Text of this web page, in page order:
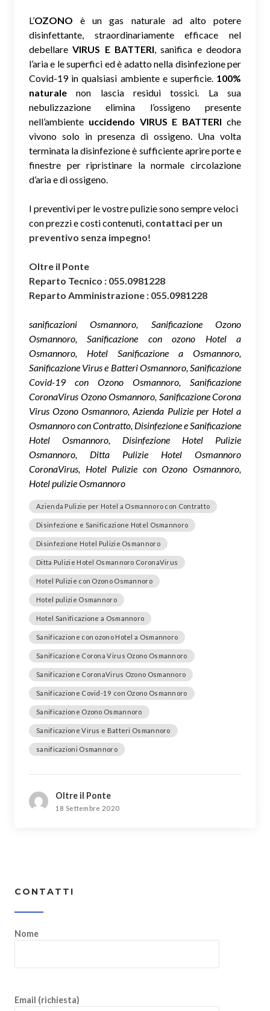
L’OZONO è un gas naturale ad alto potere
disinfettante, straordinariamente efficace nel
debellareVIRUS E BATTERI, sanifica e deodora
l’aria e le superfici ed è adatto nella disinfezione per
Covid-19 in qualsiasi ambiente e superficie. 100%
naturale non lascia residui tossici. La sua
nebulizzazione elimina l’ossigeno presente
nell’ambiente uccidendo VIRUS E BATTERI che
vivono solo in presenza di ossigeno. Una volta
terminata la disinfezione è sufficiente aprire porte e
finestre per ripristinare la normale circolazione
d’aria e di ossigeno.
I preventivi per le vostre pulizie sono sempre veloci
con prezzi e costi contenuti, contattaci per un
preventivo senza impegno!
Oltre il Ponte
Reparto Tecnico : 055.0981228
Reparto Amministrazione : 055.0981228
sanificazioni Osmannoro, Sanificazione Ozono
Osmannoro, Sanificazione con ozono Hotel a
Osmannoro, Hotel Sanificazione a Osmannoro,
Sanificazione Virus e Batteri Osmannoro, Sanificazione
Covid-19 con Ozono Osmannoro, Sanificazione
CoronaVirus Ozono Osmannoro, Sanificazione Corona
Virus Ozono Osmannoro, Azienda Pulizie per Hotel a
Osmannoro con Contratto, Disinfezione e Sanificazione
Hotel Osmannoro, Disinfezione Hotel Pulizie
Osmannoro, Ditta Pulizie Hotel Osmannoro
CoronaVirus, Hotel Pulizie con Ozono Osmannoro,
Hotel pulizie Osmannoro
Azienda Pulizie per Hotel a Osmannoro con Contratto
Disinfezione e Sanificazione Hotel Osmannoro
Disinfezione Hotel Pulizie Osmannoro
Ditta Pulizie Hotel Osmannoro CoronaVirus
Hotel Pulizie con Ozono Osmannoro
Hotel pulizie Osmannoro
Hotel Sanificazione a Osmannoro
Sanificazione con ozono Hotel a Osmannoro
Sanificazione Corona Virus Ozono Osmannoro
Sanificazione CoronaVirus Ozono Osmannoro
Sanificazione Covid-19 con Ozono Osmannoro
Sanificazione Ozono Osmannoro
Sanificazione Virus e Batteri Osmannoro
sanificazioni Osmannoro
Oltre il Ponte
18 Settembre 2020
CONTATTI
Nome
Email (richiesta)